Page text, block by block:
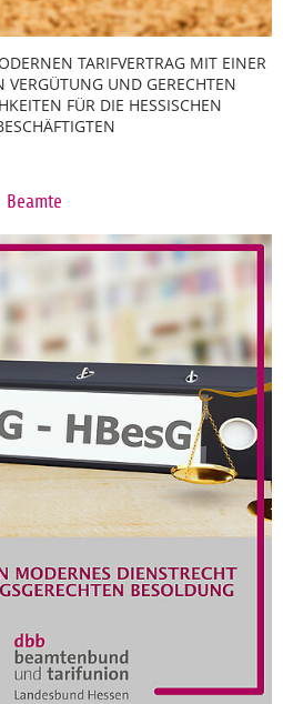
TARIFVERTRAG MIT EINER
VERGÜTUNG UND GERECHTEN
FÜR DIE HESSISCHEN
Beamte